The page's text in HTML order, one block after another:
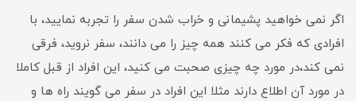
اگر نمی خواهید پشیمانی و خراب شدن سفر را تجربه نمایید، با
افرادی که فکر می کنند همه چیز را می دانند، سفر نروید، فرقی
نمی کند،در مورد چه چیزی صحبت می کنید، این افراد از قبل کاملا
در مورد آن اطلاع دارند مثلا این افراد در سفر می گویند راه ها و